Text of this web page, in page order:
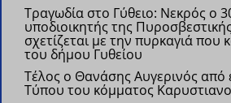
Τραγωδία στο Γύθειο: Νεκρός ο
υποδιοικητής της
σχετίζεται με την πυρκαγιά που
του δήμου Γυθείου
Τέλος ο Θανάσης Αυγερινός
Τύπου του κόμματος